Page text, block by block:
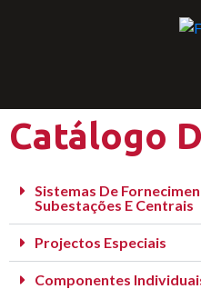
Catálogo
Sistemas De
Subestações E Centrais
Projectos Especiais
Componentes